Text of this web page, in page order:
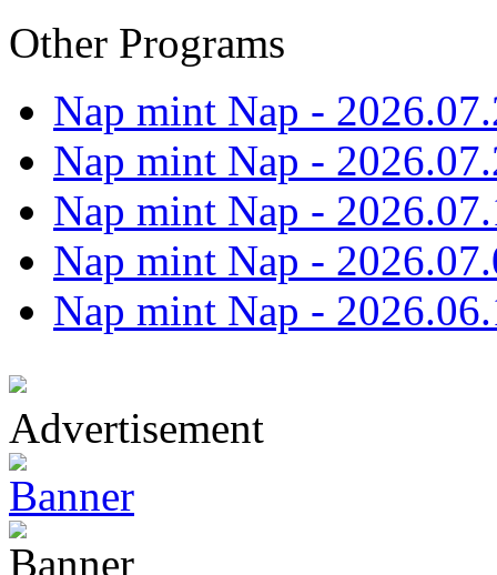
Other Programs
Nap mint Nap -
Nap mint Nap -
Nap mint Nap -
Nap mint Nap -
Nap mint Nap -
Advertisement